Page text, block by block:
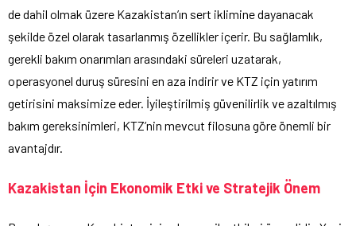
de dahil olmak üzere Kazakistan’ın sert iklimine dayanacak
şekilde özel olarak tasarlanmış özellikler içerir. Bu sağlamlık,
gerekli bakım onarımları arasındaki süreleri uzatarak,
operasyonel duruş süresini en aza indirir ve KTZ için yatırım
getirisini maksimize eder. İyileştirilmiş güvenilirlik ve azaltılmış
bakım gereksinimleri, KTZ’nin mevcut filosuna göre önemli bir
avantajdır.
Kazakistan İçin Ekonomik Etki ve Stratejik Önem